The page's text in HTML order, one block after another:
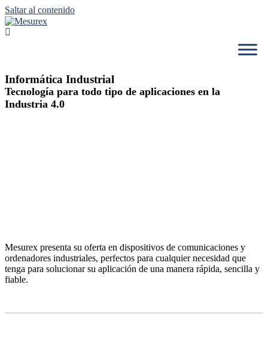
Saltar al contenido
Informática Industrial
Tecnología para todo tipo de aplicaciones en la
Industria 4.0
Mesurex presenta su oferta en dispositivos de comunicaciones y
ordenadores industriales, perfectos para cualquier necesidad que
tenga para solucionar su aplicación de una manera rápida, sencilla y
fiable.